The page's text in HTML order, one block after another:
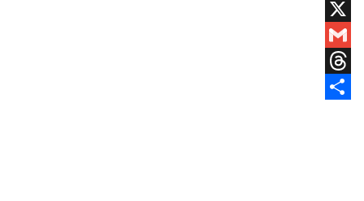
Messenger
X
Gmail
Threads